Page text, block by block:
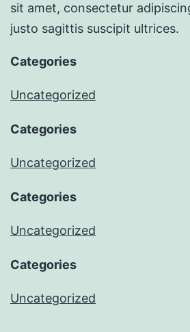
sit amet, consectetur
justo sagittis suscipit ultrices.
Categories
Uncategorized
Categories
Uncategorized
Categories
Uncategorized
Categories
Uncategorized